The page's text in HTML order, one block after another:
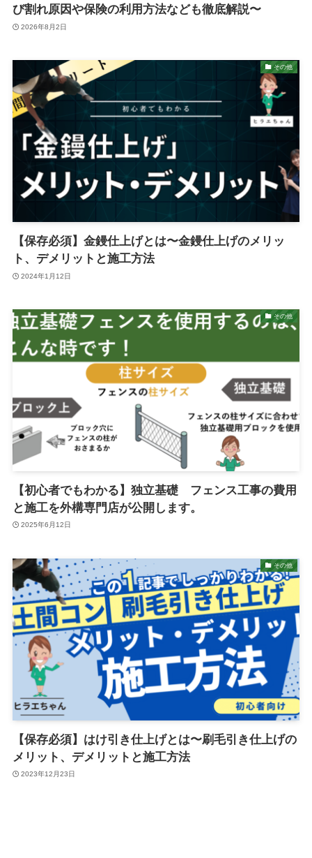
び割れ原因や保険の利用方法なども徹底解説〜
2026年8月2日
その他
【保存必須】金鏝仕上げとは〜金鏝仕上げのメリッ
ト、デメリットと施工方法
2024年1月12日
その他
【初心者でもわかる】独立基礎 フェンス工事の費用
と施工を外構専門店が公開します。
2025年6月12日
その他
【保存必須】はけ引き仕上げとは〜刷毛引き仕上げの
メリット、デメリットと施工方法
2023年12月23日